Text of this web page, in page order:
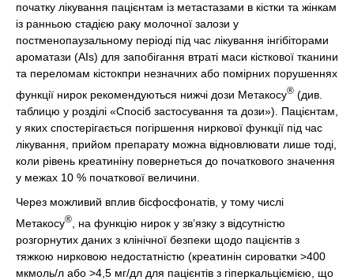
початку лікування пацієнтам із метастазами в кістки та жінкам
із ранньою стадією раку молочної залози у
постменопаузальному періоді під час лікування інгібіторами
ароматази (AIs) для запобігання втраті маси кісткової тканини
та переломам кістокпри незначних або помірних порушеннях
функції нирок рекомендуються нижчі дози Метакосу® (див.
таблицю у розділі «Спосіб застосування та дози»). Пацієнтам,
у яких спостерігається погіршення ниркової функції під час
лікування, прийом препарату можна відновлювати лише тоді,
коли рівень креатиніну повернеться до початкового значення
у межах 10 % початкової величини.
Через можливий вплив бісфосфонатів, у тому числі
Метакосу®
, на функцію нирок у зв’язку з відсутністю
розгорнутих даних з клінічної безпеки щодо пацієнтів з
тяжкою нирковою недостатністю (креатинін сироватки >400
мкмоль/л або >4,5 мг/дл для пацієнтів з гіперкальціємією, що